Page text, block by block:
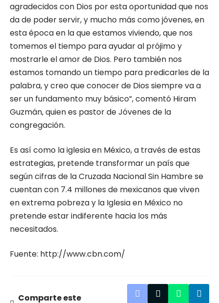
agradecidos con Dios por esta oportunidad que nos
da de poder servir, y mucho más como jóvenes, en
esta época en la que estamos viviendo, que nos
tomemos el tiempo para ayudar al prójimo y
mostrarle el amor de Dios. Pero también nos
estamos tomando un tiempo para predicarles de la
palabra, y creo que conocer de Dios siempre va a
ser un fundamento muy básico”, comentó Hiram
Guzmán, quien es pastor de Jóvenes de la
congregación.
Es así como la iglesia en México, a través de estas
estrategias, pretende transformar un país que
según cifras de la Cruzada Nacional Sin Hambre se
cuentan con 7.4 millones de mexicanos que viven
en extrema pobreza y la Iglesia en México no
pretende estar indiferente hacia los más
necesitados.
Fuente: http://www.cbn.com/
Comparte este